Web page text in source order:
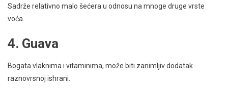
Sadrže relativno malo šećera u odnosu na mnoge druge vrste
voća.
4. Guava
Bogata vlaknima i vitaminima, može biti zanimljiv dodatak
raznovrsnoj ishrani.